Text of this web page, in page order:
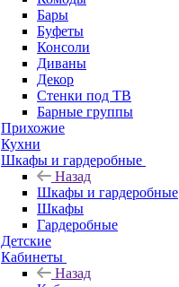
Бары
Буфеты
Консоли
Диваны
Декор
Стенки под ТВ
Барные группы
Прихожие
Кухни
Шкафы и гардеробные
Назад
Шкафы и гардеробные
Шкафы
Гардеробные
Детские
Кабинеты
Назад